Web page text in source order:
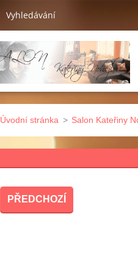
Úvodní stránka > Salon Kateřiny
PŘEDCHOZÍ